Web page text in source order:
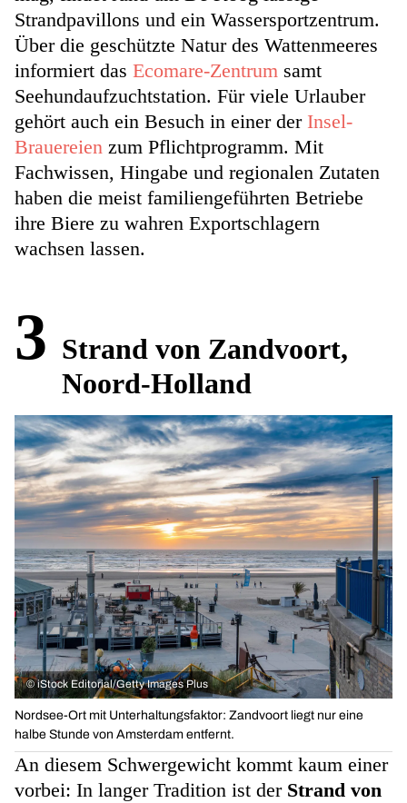
Strandpavillons und ein Wassersportzentrum.
Über die geschützte Natur des Wattenmeeres
informiert das Ecomare-Zentrum samt
Seehundaufzuchtstation. Für viele Urlauber
gehört auch ein Besuch in einer der Insel-
Brauereien zum Pflichtprogramm. Mit
Fachwissen, Hingabe und regionalen Zutaten
haben die meist familiengeführten Betriebe
ihre Biere zu wahren Exportschlagern
wachsen lassen.
3 Strand von Zandvoort,
Noord-Holland
© iStock Editorial/Getty Images Plus
Nordsee-Ort mit Unterhaltungsfaktor: Zandvoort liegt nur eine
halbe Stunde von Amsterdam entfernt.
An diesem Schwergewicht kommt kaum einer
vorbei: In langer Tradition ist der Strand von